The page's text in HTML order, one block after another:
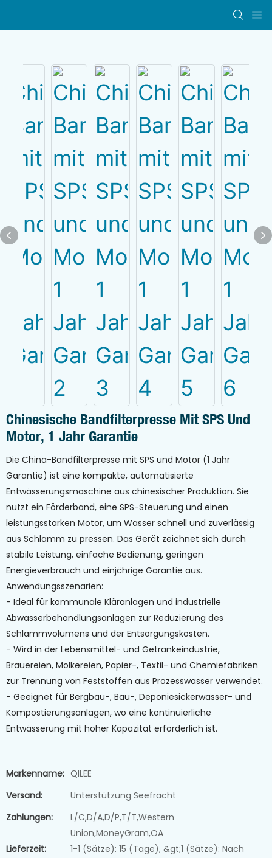
Chinesische Bandfilterpresse Mit SPS Und
Motor, 1 Jahr Garantie
Die China-Bandfilterpresse mit SPS und Motor (1 Jahr
Garantie) ist eine kompakte, automatisierte
Entwässerungsmaschine aus chinesischer Produktion. Sie
nutzt ein Förderband, eine SPS-Steuerung und einen
leistungsstarken Motor, um Wasser schnell und zuverlässig
aus Schlamm zu pressen. Das Gerät zeichnet sich durch
stabile Leistung, einfache Bedienung, geringen
Energieverbrauch und einjährige Garantie aus.
Anwendungsszenarien:
- Ideal für kommunale Kläranlagen und industrielle
Abwasserbehandlungsanlagen zur Reduzierung des
Schlammvolumens und der Entsorgungskosten.
- Wird in der Lebensmittel- und Getränkeindustrie,
Brauereien, Molkereien, Papier-, Textil- und Chemiefabriken
zur Trennung von Feststoffen aus Prozesswasser verwendet.
- Geeignet für Bergbau-, Bau-, Deponiesickerwasser- und
Kompostierungsanlagen, wo eine kontinuierliche
Entwässerung mit hoher Kapazität erforderlich ist.
Markenname: QILEE
Versand:
Unterstützung Seefracht
Zahlungen:
L/C,D/A,D/P,T/T,Western
Union,MoneyGram,OA
Lieferzeit:
1-1 (Sätze): 15 (Tage), &gt;1 (Sätze): Nach